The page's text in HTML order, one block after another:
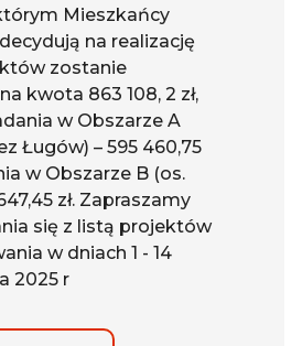
Mieszkańcy
na realizację
zostanie
kwota 863 108, 2 zł,
w Obszarze A
Ługów) – 595 460,75
w Obszarze B (os.
zł. Zapraszamy
się z listą projektów
w dniach 1 - 14
2025 r